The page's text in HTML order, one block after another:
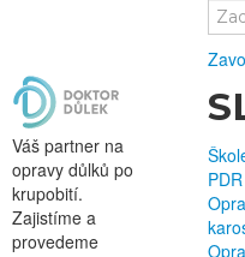
Váš partner na
opravy důlků po
krupobití.
Zajistíme a
provedeme
PDR